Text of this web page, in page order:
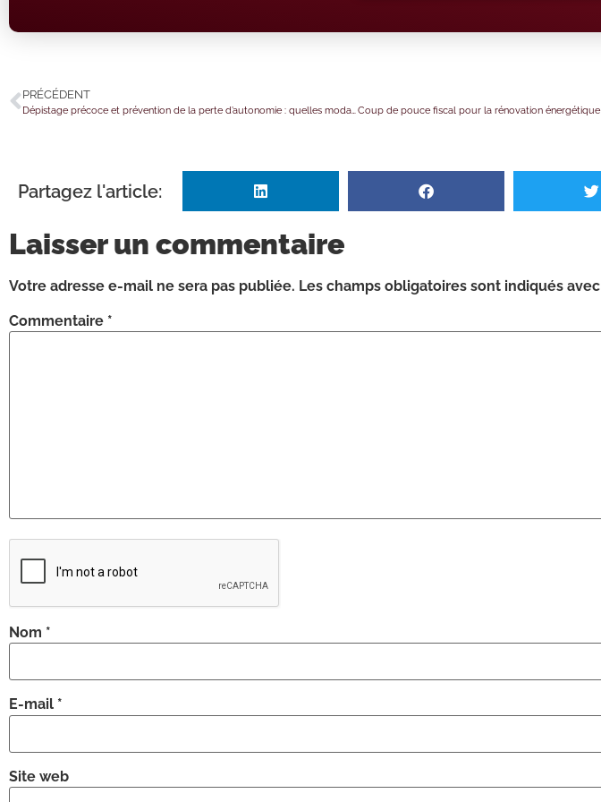
PRÉCÉDENT
Dépistage précoce et prévention de la perte d’autonomie : quelles modalités ?
Partagez l'article:
Laisser un commentaire
Votre adresse e-mail ne sera pas publiée. Les champs obligatoires sont indiqués avec
Commentaire *
Nom *
E-mail *
Site web